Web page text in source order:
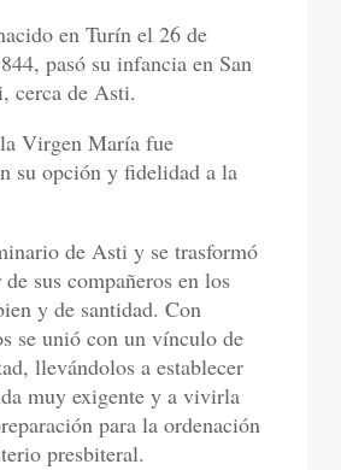
en Turín el 26 de
pasó su infancia en San
cerca de Asti.
Virgen María fue
su opción y fidelidad a la
de Asti y se trasformó
sus compañeros en los
y de santidad. Con
se unió con un vínculo de
llevándolos a establecer
muy exigente y a vivirla
para la ordenación
presbiteral.